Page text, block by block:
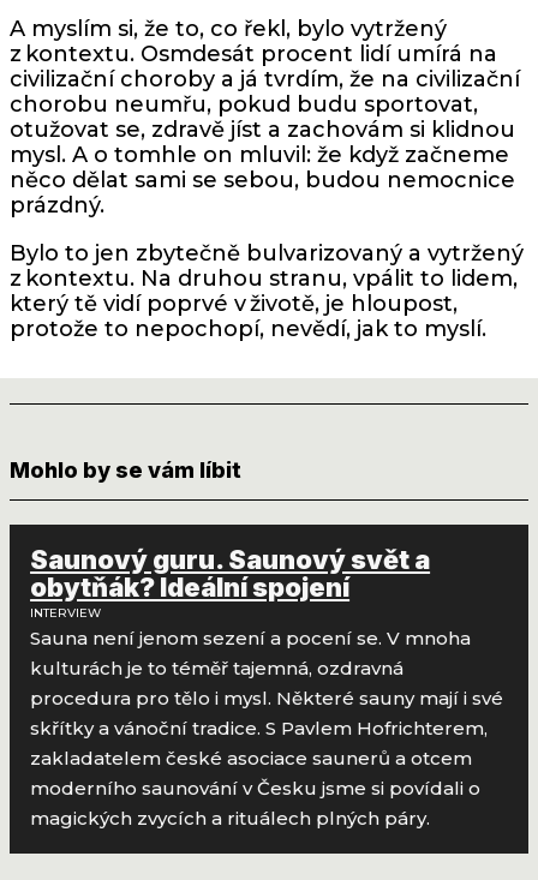
A myslím si, že to, co řekl, bylo vytržený
z kontextu. Osmdesát procent lidí umírá na
civilizační choroby a já tvrdím, že na civilizační
chorobu neumřu, pokud budu sportovat,
otužovat se, zdravě jíst a zachovám si klidnou
mysl. A o tomhle on mluvil: že když začneme
něco dělat sami se sebou, budou nemocnice
prázdný.
Bylo to jen zbytečně bulvarizovaný a vytržený
z kontextu. Na druhou stranu, vpálit to lidem,
který tě vidí poprvé v životě, je hloupost,
protože to nepochopí, nevědí, jak to myslí.
Mohlo by se vám líbit
Saunový guru. Saunový svět a
obytňák? Ideální spojení
INTERVIEW
Sauna není jenom sezení a pocení se. V mnoha
kulturách je to téměř tajemná, ozdravná
procedura pro tělo i mysl. Některé sauny mají i své
skřítky a vánoční tradice. S Pavlem Hofrichterem,
zakladatelem české asociace saunerů a otcem
moderního saunování v Česku jsme si povídali o
magických zvycích a rituálech plných páry.